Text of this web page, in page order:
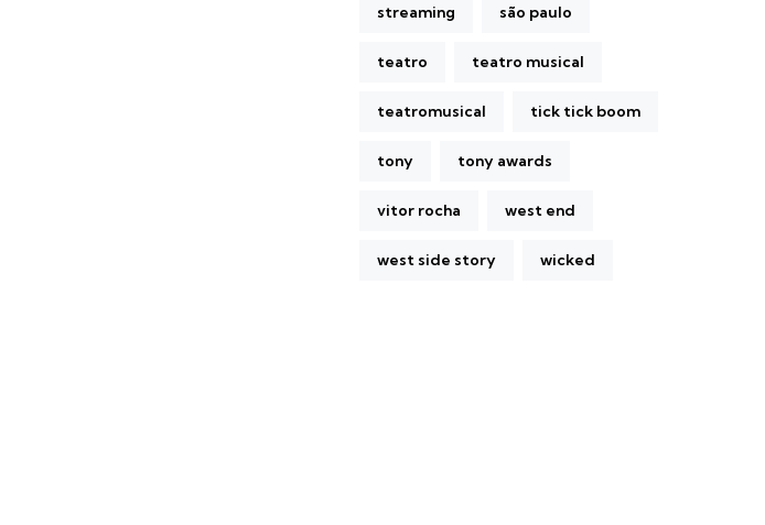
streaming são paulo
teatro teatro musical
teatromusical tick tick boom
tony tony awards
vitor rocha west end
west side story wicked